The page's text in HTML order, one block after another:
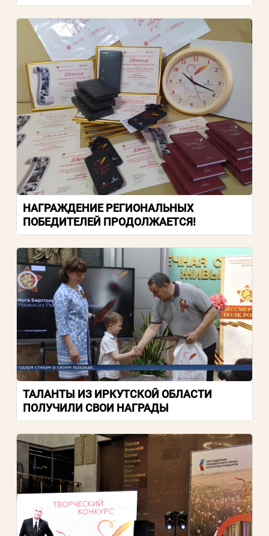
НАГРАЖДЕНИЕ РЕГИОНАЛЬНЫХ
ПОБЕДИТЕЛЕЙ ПРОДОЛЖАЕТСЯ!
ТАЛАНТЫ ИЗ ИРКУТСКОЙ ОБЛАСТИ
ПОЛУЧИЛИ СВОИ НАГРАДЫ